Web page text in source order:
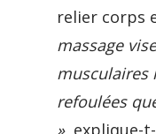
relier corps
massage
musculaires
refoulées
», explique-t-